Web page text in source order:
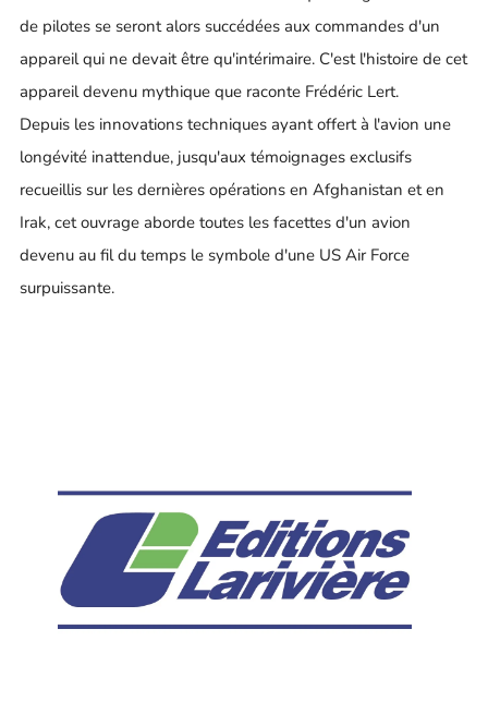
de pilotes se seront alors succédées aux commandes d'un
appareil qui ne devait être qu'intérimaire. C'est l'histoire de cet
appareil devenu mythique que raconte Frédéric Lert.
Depuis les innovations techniques ayant offert à l'avion une
longévité inattendue, jusqu'aux témoignages exclusifs
recueillis sur les dernières opérations en Afghanistan et en
Irak, cet ouvrage aborde toutes les facettes d'un avion
devenu au fil du temps le symbole d'une US Air Force
surpuissante.